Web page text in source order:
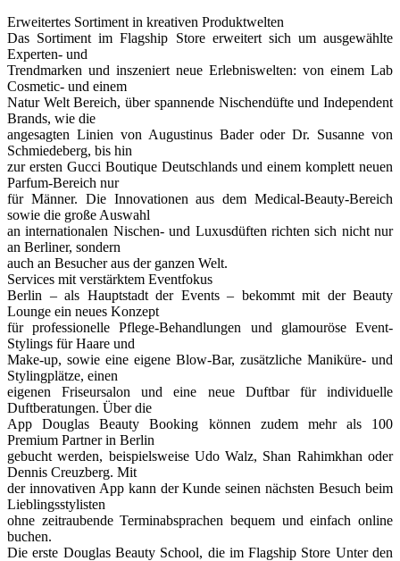
Erweitertes Sortiment in kreativen Produktwelten
Das Sortiment im Flagship Store erweitert sich um ausgewählte
Experten- und
Trendmarken und inszeniert neue Erlebniswelten: von einem Lab
Cosmetic- und einem
Natur Welt Bereich, über spannende Nischendüfte und Independent
Brands, wie die
angesagten Linien von Augustinus Bader oder Dr. Susanne von
Schmiedeberg, bis hin
zur ersten Gucci Boutique Deutschlands und einem komplett neuen
Parfum-Bereich nur
für Männer. Die Innovationen aus dem Medical-Beauty-Bereich
sowie die große Auswahl
an internationalen Nischen- und Luxusdüften richten sich nicht nur
an Berliner, sondern
auch an Besucher aus der ganzen Welt.
Services mit verstärktem Eventfokus
Berlin – als Hauptstadt der Events – bekommt mit der Beauty
Lounge ein neues Konzept
für professionelle Pflege-Behandlungen und glamouröse Event-
Stylings für Haare und
Make-up, sowie eine eigene Blow-Bar, zusätzliche Maniküre- und
Stylingplätze, einen
eigenen Friseursalon und eine neue Duftbar für individuelle
Duftberatungen. Über die
App Douglas Beauty Booking können zudem mehr als 100
Premium Partner in Berlin
gebucht werden, beispielsweise Udo Walz, Shan Rahimkhan oder
Dennis Creuzberg. Mit
der innovativen App kann der Kunde seinen nächsten Besuch beim
Lieblingsstylisten
ohne zeitraubende Terminabsprachen bequem und einfach online
buchen.
Die erste Douglas Beauty School, die im Flagship Store Unter den